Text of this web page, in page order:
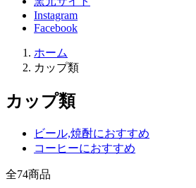
Instagram
Facebook
ホーム
カップ類
カップ類
ビール,焼酎におすすめ
コーヒーにおすすめ
全74商品